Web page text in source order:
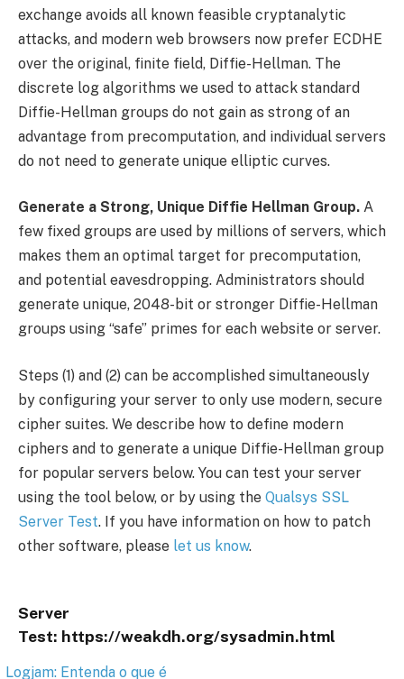
exchange avoids all known feasible cryptanalytic
attacks, and modern web browsers now prefer ECDHE
over the original, finite field, Diffie-Hellman. The
discrete log algorithms we used to attack standard
Diffie-Hellman groups do not gain as strong of an
advantage from precomputation, and individual servers
do not need to generate unique elliptic curves.
Generate a Strong, Unique Diffie Hellman Group. A
few fixed groups are used by millions of servers, which
makes them an optimal target for precomputation,
and potential eavesdropping. Administrators should
generate unique, 2048-bit or stronger Diffie-Hellman
groups using “safe” primes for each website or server.
Steps (1) and (2) can be accomplished simultaneously
by configuring your server to only use modern, secure
cipher suites. We describe how to define modern
ciphers and to generate a unique Diffie-Hellman group
for popular servers below. You can test your server
using the tool below, or by using the Qualsys SSL
Server Test. If you have information on how to patch
other software, please let us know.
Server
Test: https://weakdh.org/sysadmin.html
Logjam: Entenda o que é